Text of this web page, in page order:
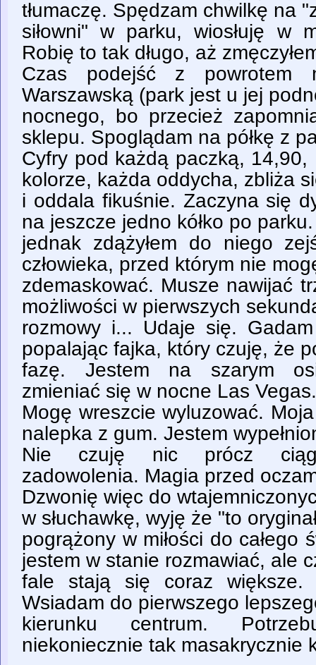
tłumaczę. Spędzam chwilkę na
siłowni" w parku, wiosłuję w
Robię to tak długo, aż
Czas podejść z
Warszawską (park jest u jej
nocnego, bo przecież
sklepu. Spoglądam na półkę z
Cyfry pod każdą paczką,
kolorze, każda oddycha, zbliża
i oddala fikuśnie. Zaczyna się
na jeszcze jedno kółko po
jednak zdążyłem do niego
człowieka, przed którym nie
zdemaskować. Musze nawijać
możliwości w pierwszych
rozmowy i... Udaje się.
popalając fajka, który czuję, że
fazę. Jestem na szarym
zmieniać się w nocne Las
Mogę wreszcie wyluzować.
nalepka z gum. Jestem
Nie czuję nic prócz
zadowolenia. Magia przed
Dzwonię więc do
w słuchawkę, wyję że "to
pogrążony w miłości do całego
jestem w stanie rozmawiać, ale
fale stają się coraz większe.
Wsiadam do pierwszego
kierunku centrum.
niekoniecznie tak masakrycznie